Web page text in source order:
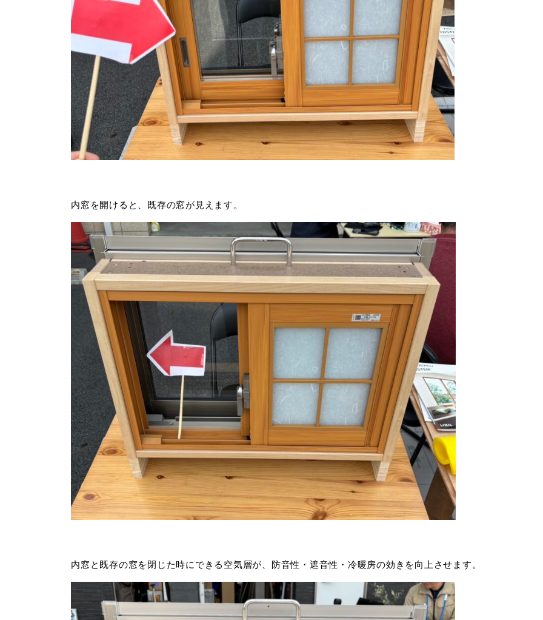
内窓を開けると、既存の窓が見えます。
内窓と既存の窓を閉じた時にできる空気層が、防音性・遮音性・冷暖房の効きを向上させます。